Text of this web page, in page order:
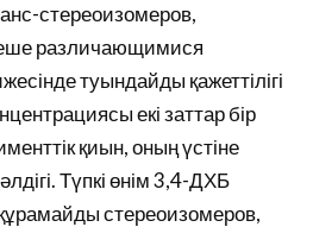
стереоизомеров,
различающимися
туындайды қажеттілігі
екі заттар бір
қиын, оның үстіне
Түпкі өнім 3,4-ДХБ
стереоизомеров,